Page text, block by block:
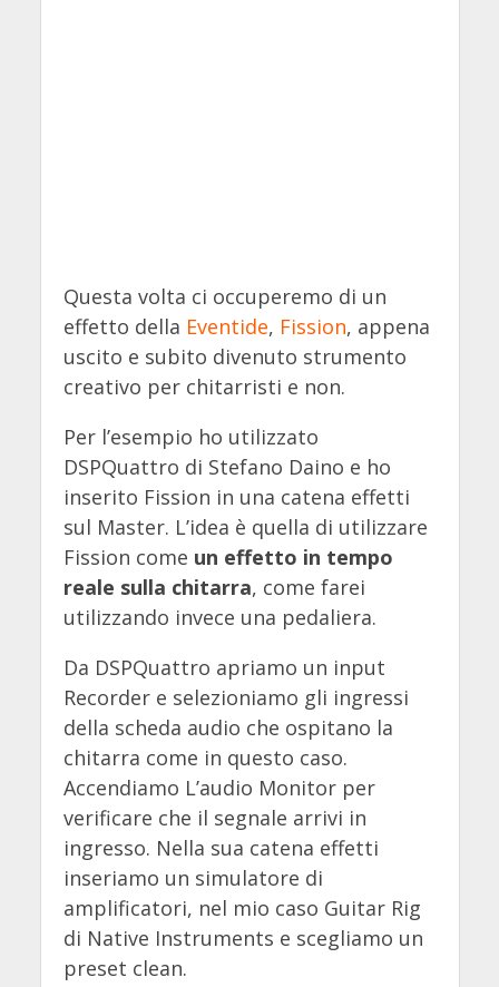
Questa volta ci occuperemo di un
effetto della Eventide, Fission, appena
uscito e subito divenuto strumento
creativo per chitarristi e non.
Per l’esempio ho utilizzato
DSPQuattro di Stefano Daino e ho
inserito Fission in una catena effetti
sul Master. L’idea è quella di utilizzare
Fission come un effetto in tempo
reale sulla chitarra, come farei
utilizzando invece una pedaliera.
Da DSPQuattro apriamo un input
Recorder e selezioniamo gli ingressi
della scheda audio che ospitano la
chitarra come in questo caso.
Accendiamo L’audio Monitor per
verificare che il segnale arrivi in
ingresso. Nella sua catena effetti
inseriamo un simulatore di
amplificatori, nel mio caso Guitar Rig
di Native Instruments e scegliamo un
preset clean.